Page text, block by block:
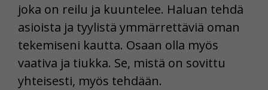
joka on reilu ja kuuntelee. Haluan tehdä
asioista ja tyylistä ymmärrettäviä oman
tekemiseni kautta. Osaan olla myös
vaativa ja tiukka. Se, mistä on sovittu
yhteisesti, myös tehdään.